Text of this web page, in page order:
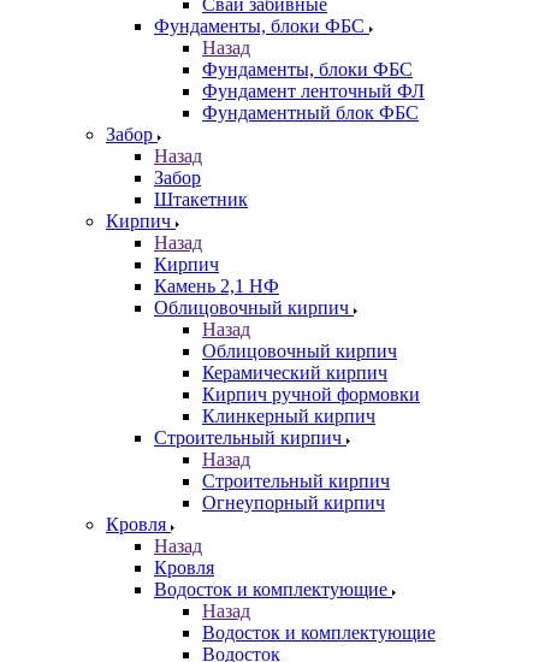
Сваи забивные
Фундаменты, блоки ФБС
Назад
Фундаменты, блоки ФБС
Фундамент ленточный ФЛ
Фундаментный блок ФБС
Забор
Назад
Забор
Штакетник
Кирпич
Назад
Кирпич
Камень 2,1 НФ
Облицовочный кирпич
Назад
Облицовочный кирпич
Керамический кирпич
Кирпич ручной формовки
Клинкерный кирпич
Строительный кирпич
Назад
Строительный кирпич
Огнеупорный кирпич
Кровля
Назад
Кровля
Водосток и комплектующие
Назад
Водосток и комплектующие
Водосток